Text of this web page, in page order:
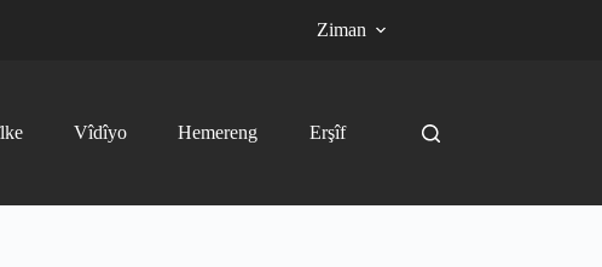
Ziman
Vîdîyo Hemereng Erşîf